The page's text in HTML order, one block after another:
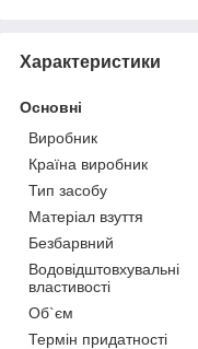
Характеристики
Основні
Виробник
Країна виробник
Тип засобу
Матеріал взуття
Безбарвний
Водовідштовхувальні
властивості
Об`єм
Термін придатності